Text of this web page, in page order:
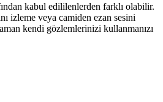
kabul edililenlerden farklı olabilir.
izleme veya camiden ezan sesini
kendi gözlemlerinizi kullanmanızı